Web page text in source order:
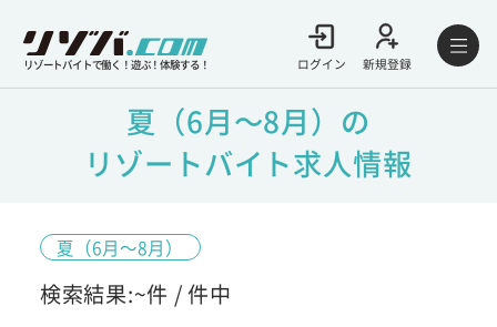
リゾートバイトで働く！遊ぶ！体験する！ ログイン 新規登録
夏（6月～8月）の
リゾートバイト求人情報
夏（6月～8月）
検索結果:~件 /件中